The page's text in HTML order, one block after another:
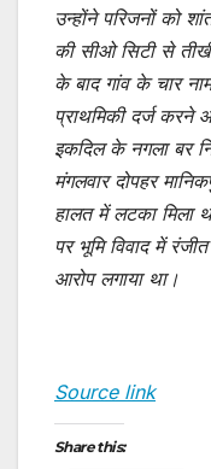
उन्होंने परिजनों को
की सीओ सिटी से
के बाद गांव के चार
प्राथमिकी दर्ज करने
इकदिल के नगला बर
मंगलवार दोपहर
हालत में लटका मिला
पर भूमि विवाद में
आरोप लगाया था।
Source link
Share this: